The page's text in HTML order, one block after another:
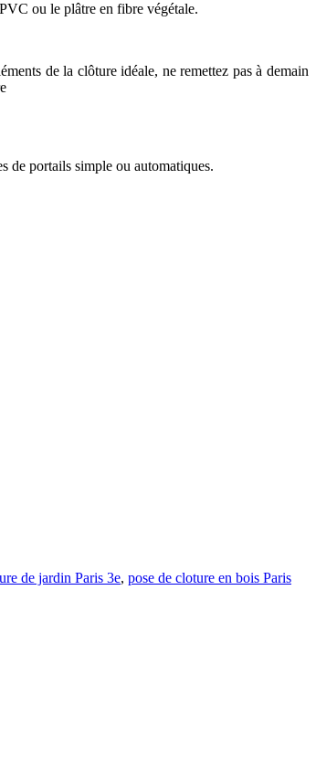
ou le plâtre en fibre végétale.
de la clôture idéale, ne remettez pas à demain
de portails simple ou automatiques.
de jardin Paris 3e, pose de cloture en bois Paris